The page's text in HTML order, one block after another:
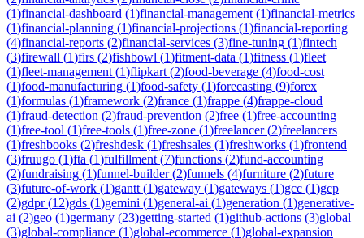
(1)financial-dashboard (1)financial-management (1)financial-metrics
(1)financial-planning (1)financial-projections (1)financial-reporting
(4)financial-reports (2)financial-services (3)fine-tuning (1)fintech
(3)firewall (1)firs (2)fishbowl (1)fitment-data (1)fitness (1)fleet
(1)fleet-management (1)flipkart (2)food-beverage (4)food-cost
(1)food-manufacturing (1)food-safety (1)forecasting (9)forex
(1)formulas (1)framework (2)france (1)frappe (4)frappe-cloud
(1)fraud-detection (2)fraud-prevention (2)free (1)free-accounting
(1)free-tool (1)free-tools (1)free-zone (1)freelancer(2)freelancers
(1)freshbooks (2)freshdesk (1)freshsales (1)freshworks (1)frontend
(3)fruugo (1)fta (1)fulfillment (7)functions (2)fund-accounting
(2)fundraising (1)funnel-builder(2)funnels (4)furniture (2)future
(3)future-of-work (1)gantt (1)gateway (1)gateways (1)gcc (1)gcp
(2)gdpr(12)gds (1)gemini (1)general-ai (1)generation (1)generative-
ai (2)geo (1)germany (23)getting-started (1)github-actions (3)global
(3)global-compliance (1)global-ecommerce (1)global-expansion